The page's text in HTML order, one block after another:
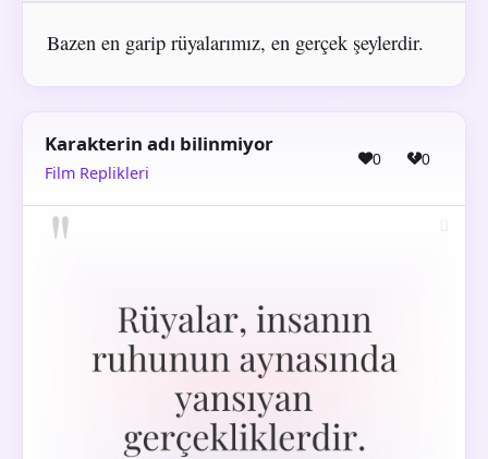
Bazen en garip rüyalarımız, en gerçek şeylerdir.
Karakterin adı bilinmiyor
Film Replikleri
0 0